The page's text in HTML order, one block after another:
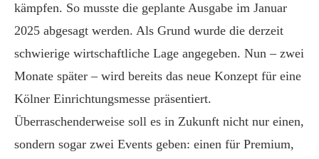
kämpfen. So musste die geplante Ausgabe im Januar
2025 abgesagt werden. Als Grund wurde die derzeit
schwierige wirtschaftliche Lage angegeben. Nun – zwei
Monate später – wird bereits das neue Konzept für eine
Kölner Einrichtungsmesse präsentiert.
Überraschenderweise soll es in Zukunft nicht nur einen,
sondern sogar zwei Events geben: einen für Premium,